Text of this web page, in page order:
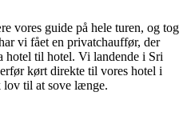
vores guide på hele turen, og tog
vi fået en privatchauffør, der
hotel til hotel. Vi landende i Sri
kørt direkte til vores hotel i
til at sove længe.